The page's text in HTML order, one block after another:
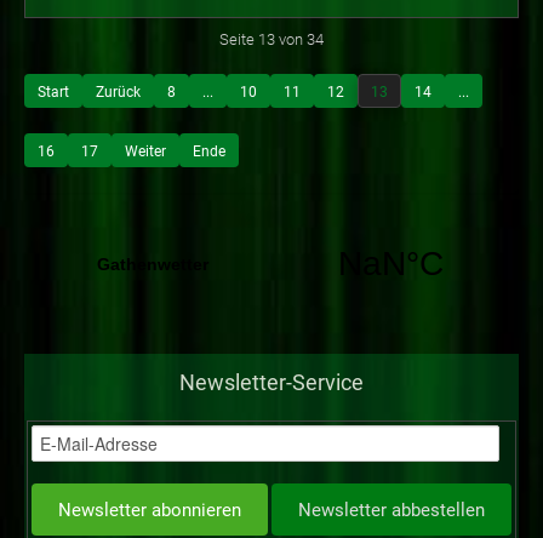
Seite 13 von 34
Start Zurück 8 ... 10 11 12 13 14 ...
16 17 Weiter Ende
Newsletter-Service